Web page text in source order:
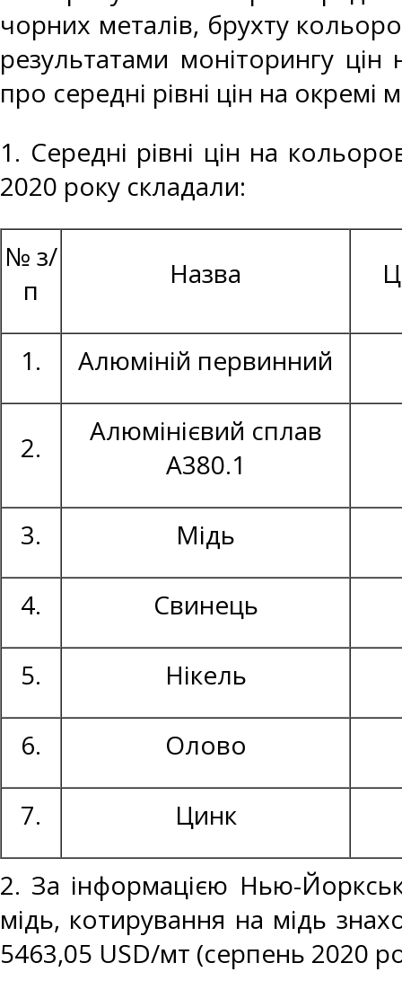
чорних металів, брухту
результатами моніторингу
про середні рівні цін на окремі
1. Середні рівні цін на
2020 року складали:
№ з/
п
Назва
1. Алюміній первинний
2.
Алюмінієвий сплав
А380.1
3. Мідь
4. Свинець
5. Нікель
6. Олово
7. Цинк
2. За інформацією Нью-
мідь, котирування на мідь
5463,05 USD/мт (серпень 2020